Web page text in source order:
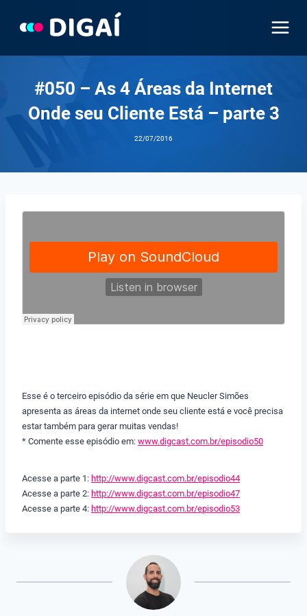
#050 – As 4 Áreas da Internet
Onde seu Cliente Está – parte 3
22/07/2016
Esse é o terceiro episódio da série em que Neucler Simões
apresenta as áreas da internet onde seu cliente está e você precisa
estar também para gerar muitas vendas!
* Comente esse episódio em: www.digcast.com.br/episodio50
Acesse a parte 1: http://www.digcast.com.br/episodio44
Acesse a parte 2: http://www.digcast.com.br/episodio47
Acesse a parte 4: http://www.digcast.com.br/episodio53